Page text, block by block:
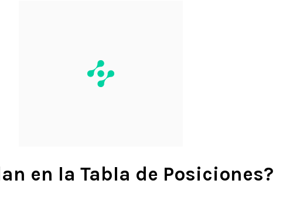
en la Tabla de Posiciones?